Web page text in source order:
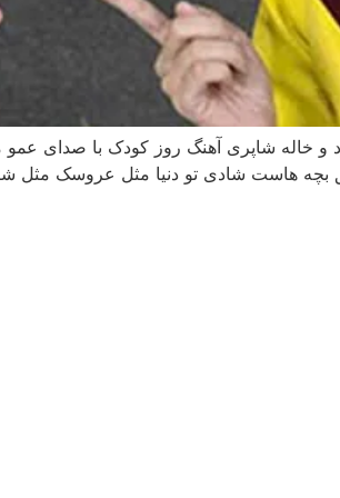
شاپری آهنگ روز کودک با صدای عمو
بچه هاست شادی تو دنیا مثل عروسک مثل